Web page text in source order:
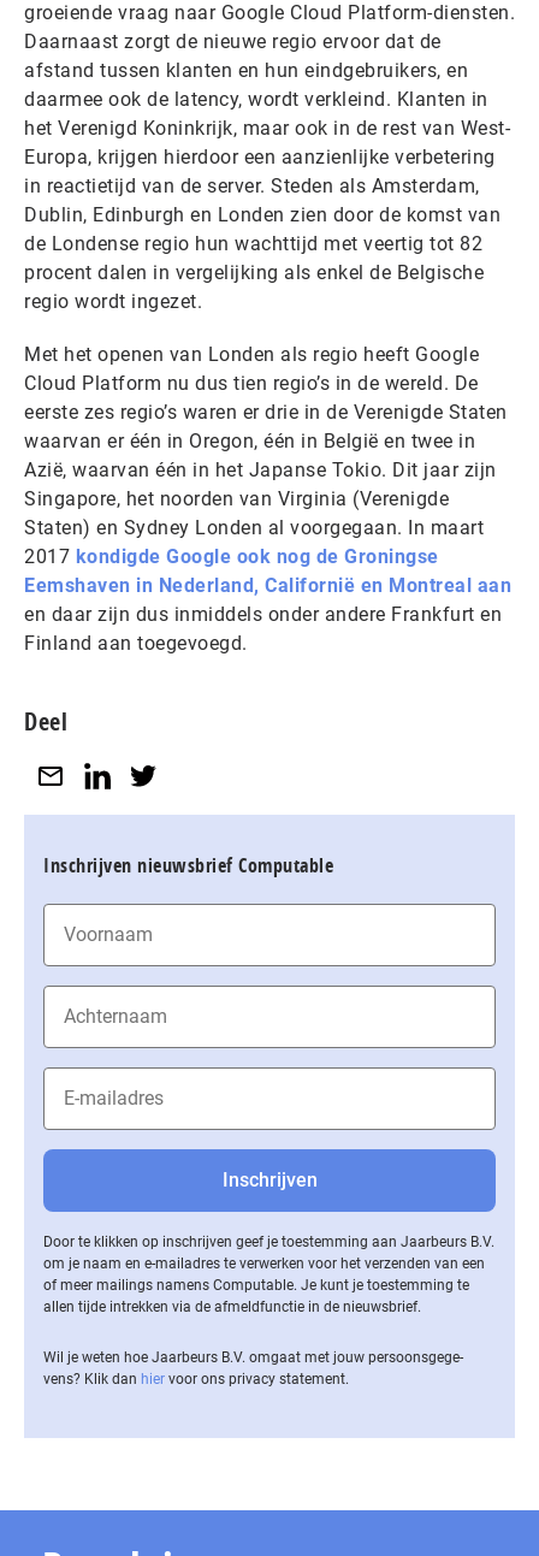
groeiende vraag naar Google Cloud Platform-diensten.
Daarnaast zorgt de nieuwe regio ervoor dat de
afstand tussen klanten en hun eindgebruikers, en
daarmee ook de latency, wordt verkleind. Klanten in
het Verenigd Koninkrijk, maar ook in de rest van West-
Europa, krijgen hierdoor een aanzienlijke verbetering
in reactietijd van de server. Steden als Amsterdam,
Dublin, Edinburgh en Londen zien door de komst van
de Londense regio hun wachttijd met veertig tot 82
procent dalen in vergelijking als enkel de Belgische
regio wordt ingezet.
Met het openen van Londen als regio heeft Google
Cloud Platform nu dus tien regio’s in de wereld. De
eerste zes regio’s waren er drie in de Verenigde Staten
waarvan er één in Oregon, één in België en twee in
Azië, waarvan één in het Japanse Tokio. Dit jaar zijn
Singapore, het noorden van Virginia (Verenigde
Staten) en Sydney Londen al voorgegaan. In maart
2017 kondigde Google ook nog de Groningse
Eemshaven in Nederland, Californië en Montreal aan
en daar zijn dus inmiddels onder andere Frankfurt en
Finland aan toegevoegd.
Deel
Inschrijven nieuwsbrief Computable
Door te klikken op inschrijven geef je toestemming aan Jaarbeurs B.V.
om je naam en e-mailadres te verwerken voor het verzenden van een
of meer mailings namens Computable. Je kunt je toestemming te
allen tijde intrekken via de af­meld­func­tie in de nieuwsbrief.
Wil je weten hoe Jaarbeurs B.V. omgaat met jouw per­soons­ge­ge­
vens? Klik dan hier voor ons privacy statement.